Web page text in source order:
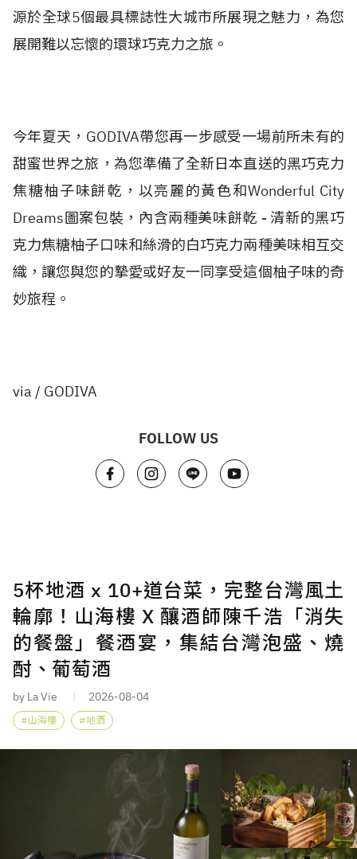
源於全球5個最具標誌性大城市所展現之魅力，為您
展開難以忘懷的環球巧克力之旅。
今年夏天，GODIVA帶您再一步感受一場前所未有的
甜蜜世界之旅，為您準備了全新日本直送的黑巧克力
焦糖柚子味餅乾，以亮麗的黃色和Wonderful City
Dreams圖案包裝，內含兩種美味餅乾 - 清新的黑巧
克力焦糖柚子口味和絲滑的白巧克力兩種美味相互交
織，讓您與您的摯愛或好友一同享受這個柚子味的奇
妙旅程。
via / GODIVA
FOLLOW US
5杯地酒 x 10+道台菜，完整台灣風土
輪廓！山海樓 X 釀酒師陳千浩「消失
的餐盤」餐酒宴，集結台灣泡盛、燒
酎、葡萄酒
by La Vie 2026-08-04
山海樓 地酒